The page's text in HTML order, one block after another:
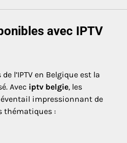
avec IPTV
l’IPTV en Belgique est la
Avec iptv belgie, les
impressionnant de
thématiques :